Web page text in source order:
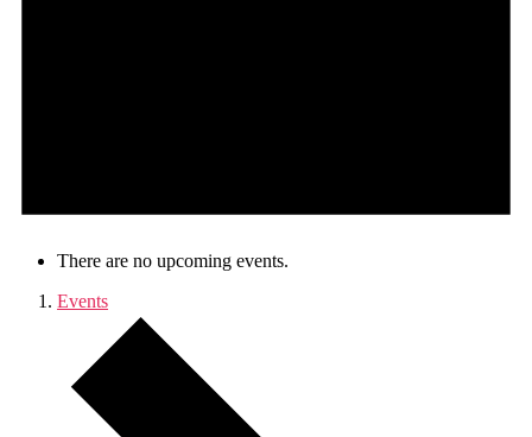
There are no upcoming events.
Events